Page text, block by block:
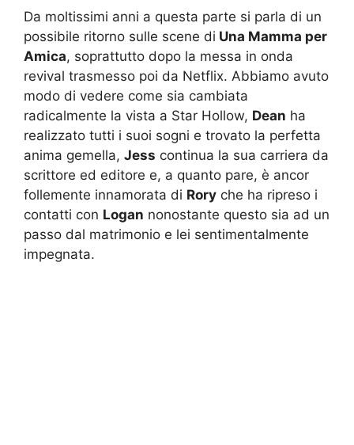
Da moltissimi anni a questa parte si parla di un
possibile ritorno sulle scene di Una Mamma per
Amica, soprattutto dopo la messa in onda
revival trasmesso poi da Netflix. Abbiamo avuto
modo di vedere come sia cambiata
radicalmente la vista a Star Hollow, Dean ha
realizzato tutti i suoi sogni e trovato la perfetta
anima gemella, Jess continua la sua carriera da
scrittore ed editore e, a quanto pare, è ancor
follemente innamorata di Rory che ha ripreso i
contatti con Logan nonostante questo sia ad un
passo dal matrimonio e lei sentimentalmente
impegnata.